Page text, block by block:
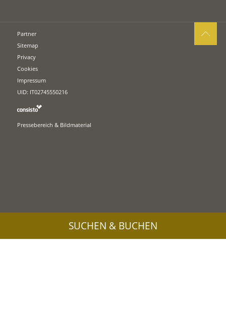
Partner
Sitemap
Privacy
Cookies
Impressum
UID: IT02745550216
Pressebereich & Bildmaterial
SUCHEN & BUCHEN